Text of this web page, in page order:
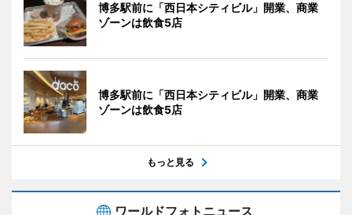
博多駅前に「西日本シティビル」開業、商業
ゾーンは飲食5店
博多駅前に「西日本シティビル」開業、商業
ゾーンは飲食5店
もっと見る
ワールドフォトニュース